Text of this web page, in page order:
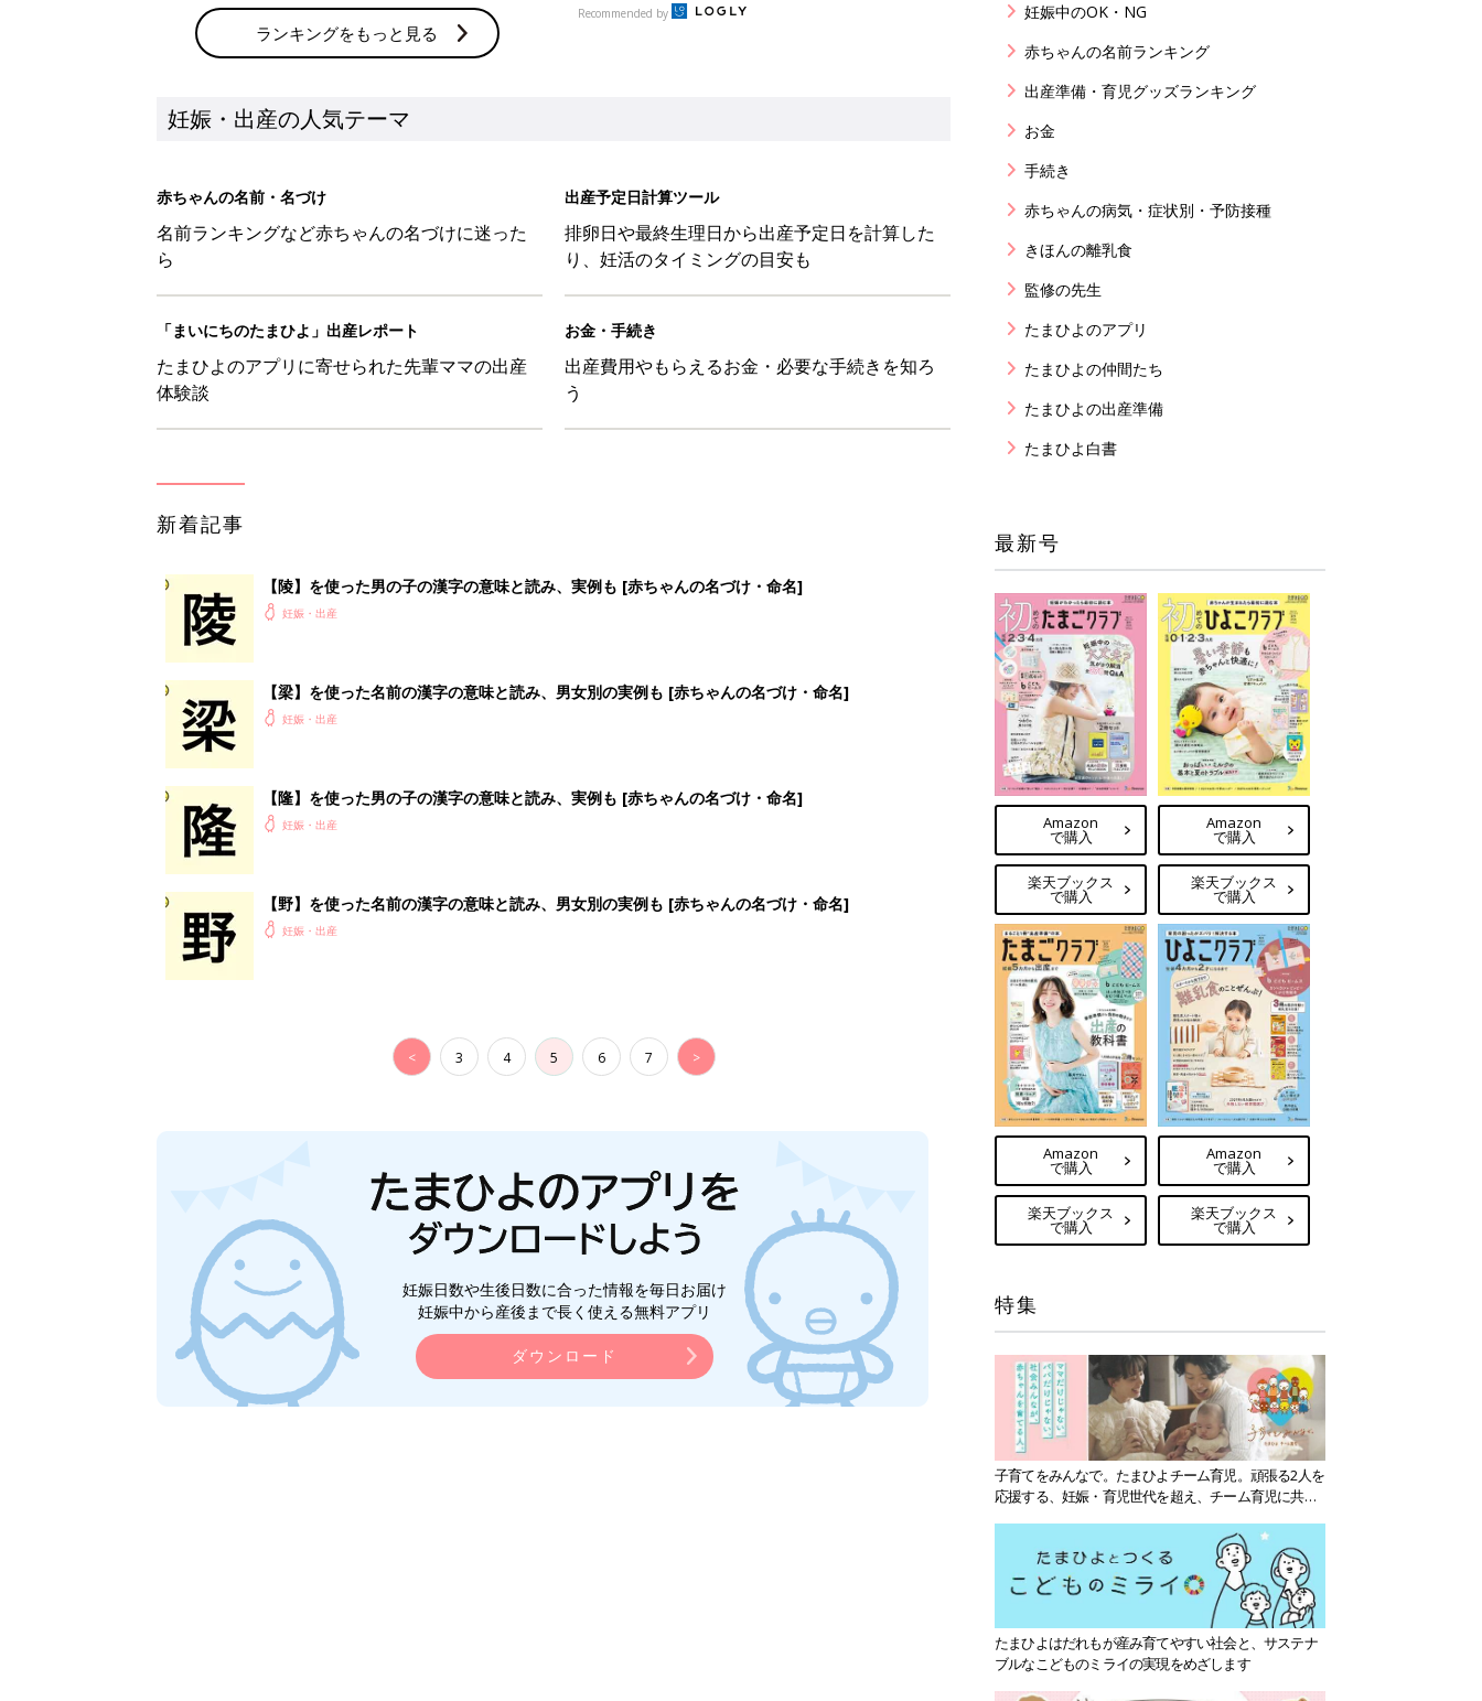
ランキングをもっと見る
Recommended by
妊娠・出産の人気テーマ
赤ちゃんの名前・名づけ
名前ランキングなど赤ちゃんの名づけに迷った
ら
出産予定日計算ツール
排卵日や最終生理日から出産予定日を計算した
り、妊活のタイミングの目安も
「まいにちのたまひよ」出産レポート
たまひよのアプリに寄せられた先輩ママの出産
体験談
お金・手続き
出産費用やもらえるお金・必要な手続きを知ろ
う
新着記事
【陵】を使った男の子の漢字の意味と読み、実例も [赤ちゃんの名づけ・命名]
妊娠・出産
【梁】を使った名前の漢字の意味と読み、男女別の実例も [赤ちゃんの名づけ・命名]
妊娠・出産
【隆】を使った男の子の漢字の意味と読み、実例も [赤ちゃんの名づけ・命名]
妊娠・出産
【野】を使った名前の漢字の意味と読み、男女別の実例も [赤ちゃんの名づけ・命名]
妊娠・出産
< 3 4 5 6 7 >
妊娠日数や生後日数に合った情報を毎日お届け
妊娠中から産後まで長く使える無料アプリ
ダウンロード
妊娠中のOK・NG
赤ちゃんの名前ランキング
出産準備・育児グッズランキング
お金
手続き
赤ちゃんの病気・症状別・予防接種
きほんの離乳食
監修の先生
たまひよのアプリ
たまひよの仲間たち
たまひよの出産準備
たまひよ白書
最新号
Amazon
で購入
楽天ブックス
で購入
Amazon
で購入
楽天ブックス
で購入
Amazon
で購入
楽天ブックス
で購入
Amazon
で購入
楽天ブックス
で購入
特集
子育てをみんなで。たまひよチーム育児。頑張る2人を
応援する、妊娠・育児世代を超え、チーム育児に共感
たまひよはだれもが産み育てやすい社会と、サステナ
ブルなこどものミライの実現をめざします